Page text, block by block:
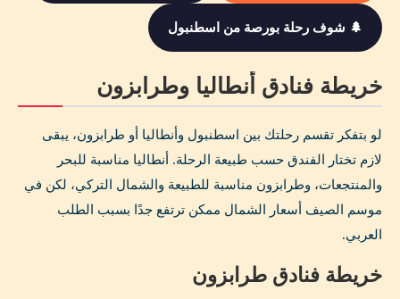
🌲 شوف رحلة بورصة من اسطنبول
خريطة فنادق أنطاليا وطرابزون
لو بتفكر تقسم رحلتك بين اسطنبول وأنطاليا أو طرابزون، يبقى
لازم تختار الفندق حسب طبيعة الرحلة. أنطاليا مناسبة للبحر
والمنتجعات، وطرابزون مناسبة للطبيعة والشمال التركي، لكن في
موسم الصيف أسعار الشمال ممكن ترتفع جدًا بسبب الطلب
العربي.
خريطة فنادق طرابزون